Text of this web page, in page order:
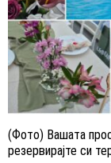
(Фото) Вашата
резервирајте си